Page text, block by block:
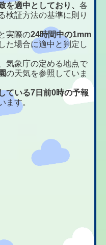
を適中としており、各
検証方法の基準に則り
実際の24時間中の1mm
た場合に適中と判定し
気象庁の定める地点で
の天気を参照していま
ている7日前0時の予報
ます。